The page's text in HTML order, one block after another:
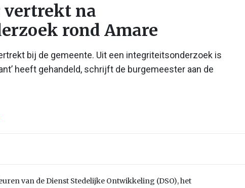
vertrekt na
rond Amare
bij de gemeente. Uit een integriteitsonderzoek is
heeft gehandeld, schrijft de burgemeester aan de
van de Dienst Stedelijke Ontwikkeling (DSO), het